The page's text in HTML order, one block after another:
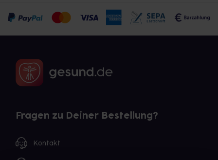
Fragen zu Deiner Bestellung?
Kontakt